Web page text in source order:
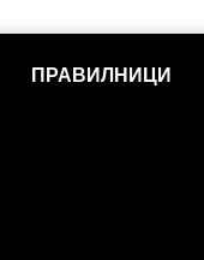
ПРАВИЛНИЦИ